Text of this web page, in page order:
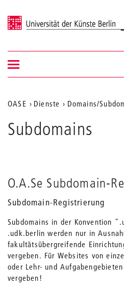
Universität der Künste Berlin
Navigation &
Suche
Navigation
ein-/ausblenden
Aktuelle
Position
auf
OASE Dienste Domains/
Subdomains
O.A.Se Subdomain-
Subdomain-Registrierung
Subdomains in der Konvention "
.udk.berlin werden nur in Ausnahmefällen für
fakultätsübergreifende
vergeben. Für Websites von
oder Lehr- und
vergeben!